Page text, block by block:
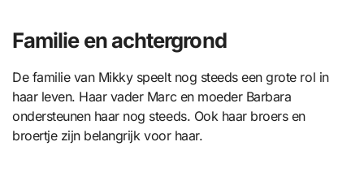
Familie en achtergrond
De familie van Mikky speelt nog steeds een grote rol in
haar leven. Haar vader Marc en moeder Barbara
ondersteunen haar nog steeds. Ook haar broers en
broertje zijn belangrijk voor haar.